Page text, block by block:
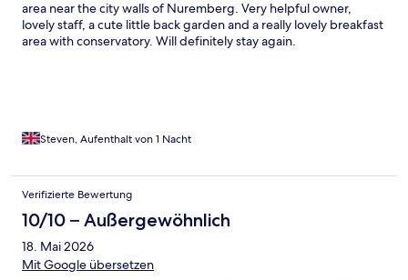
area near the city walls of Nuremberg. Very helpful owner,
lovely staff, a cute little back garden and a really lovely breakfast
area with conservatory. Will definitely stay again.
Steven, Aufenthalt von 1 Nacht
Verifizierte Bewertung
10/10 – Außergewöhnlich
18. Mai 2026
Mit Google übersetzen